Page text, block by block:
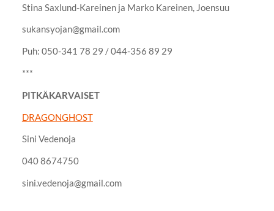
Stina Saxlund-Kareinen ja Marko Kareinen, Joensuu
sukansyojan@gmail.com
Puh: 050-341 78 29 / 044-356 89 29
***
PITKÄKARVAISET
DRAGONGHOST
Sini Vedenoja
040 8674750
sini.vedenoja@gmail.com